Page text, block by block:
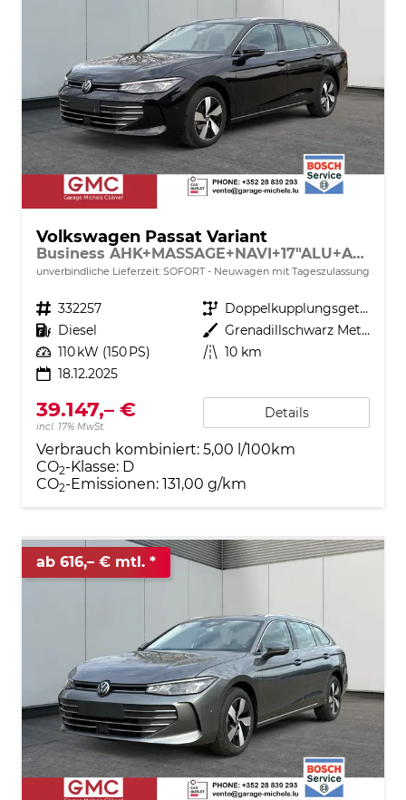
Volkswagen Passat Variant
Business AHK+MASSAGE+NAVI+17"ALU+ACC+KAMERA+LED
unverbindliche Lieferzeit: SOFORT Neuwagen mit Tageszulassung
Fahrzeugnr. 332257 Getriebe
Doppelkupplungsgetriebe (DSG)
Kraftstoff Diesel Außenfarbe
Grenadillschwarz Metallic
Leistung 110 kW (150 PS) Kilometerstand 10 km
18.12.2025
39.147,– €
incl. 17% MwSt.
Details
Verbrauch kombiniert: 5,00 l/100km
CO2-Klasse: D
CO2-Emissionen: 131,00 g/km
ab 616,– € mtl.